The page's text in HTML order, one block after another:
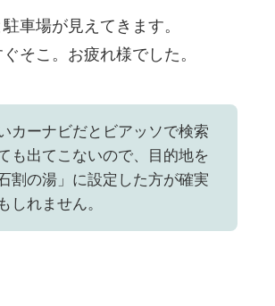
車場が見えてきます。
そこ。お疲れ様でした。
カーナビだとビアッソで検索
も出てこないので、目的地を
石割の湯」に設定した方が確実
しれません。